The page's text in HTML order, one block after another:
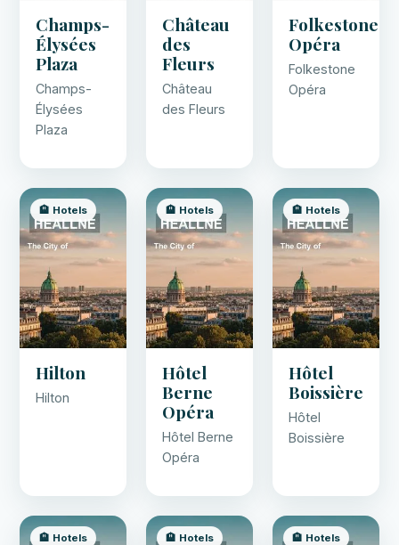
Champs-
Élysées
Plaza
Champs-
Élysées
Plaza
Château
des
Fleurs
Château
des Fleurs
Folkestone
Opéra
Folkestone
Opéra
🏨 Hotels
Hilton
Hilton
🏨 Hotels
Hôtel
Berne
Opéra
Hôtel Berne
Opéra
🏨 Hotels
Hôtel
Boissière
Hôtel
Boissière
🏨 Hotels 🏨 Hotels 🏨 Hotels